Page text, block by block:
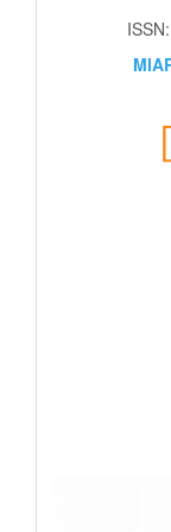
ISSN: